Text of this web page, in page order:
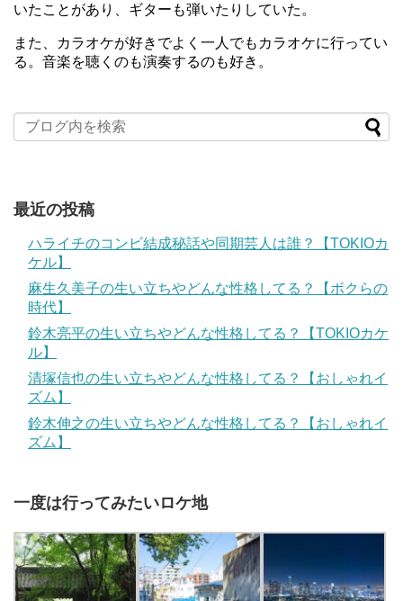
いたことがあり、ギターも弾いたりしていた。
また、カラオケが好きでよく一人でもカラオケに行ってい
る。音楽を聴くのも演奏するのも好き。
最近の投稿
ハライチのコンビ結成秘話や同期芸人は誰？【TOKIOカ
ケル】
麻生久美子の生い立ちやどんな性格してる？【ボクらの
時代】
鈴木亮平の生い立ちやどんな性格してる？【TOKIOカケ
ル】
清塚信也の生い立ちやどんな性格してる？【おしゃれイ
ズム】
鈴木伸之の生い立ちやどんな性格してる？【おしゃれイ
ズム】
一度は行ってみたいロケ地